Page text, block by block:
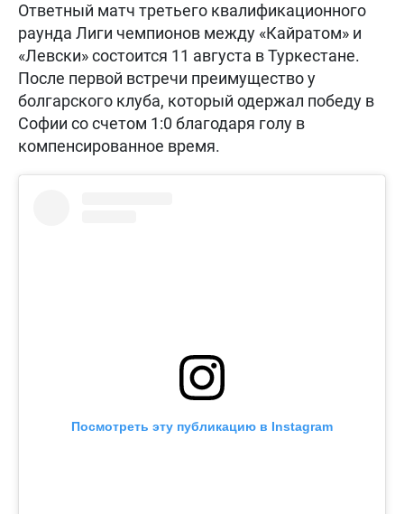
Ответный матч третьего квалификационного
раунда Лиги чемпионов между «Кайратом» и
«Левски» состоится 11 августа в Туркестане.
После первой встречи преимущество у
болгарского клуба, который одержал победу в
Софии со счетом 1:0 благодаря голу в
компенсированное время.
Посмотреть эту публикацию в Instagram